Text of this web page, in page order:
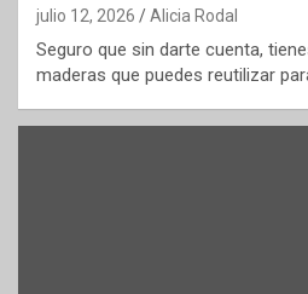
julio 12, 2026 Alicia Rodal
Seguro que sin darte cuenta,
maderas que puedes reutilizar